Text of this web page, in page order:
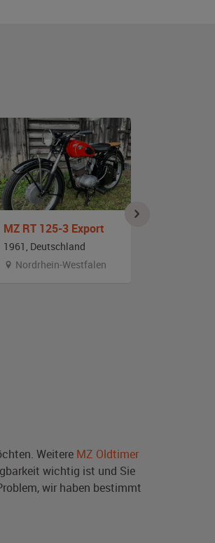
MZ RT 125-3 Export
1961, Deutschland
Nordrhein-Westfalen
Weitere MZ Oldtimer
wichtig ist und Sie
wir haben bestimmt